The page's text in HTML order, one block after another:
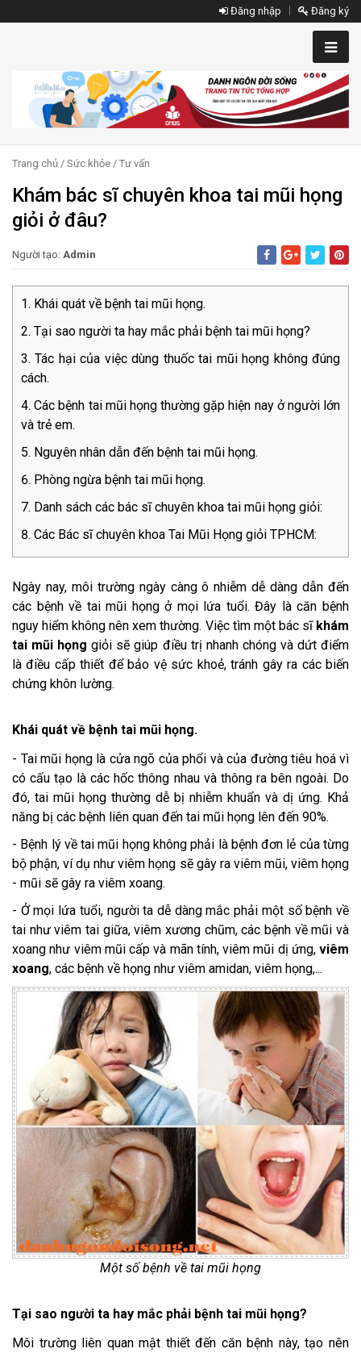
Đăng nhập Đăng ký
Trang chủ / Sức khỏe / Tư vấn
Khám bác sĩ chuyên khoa tai mũi họng
giỏi ở đâu?
Người tạo: Admin
Khái quát về bệnh tai mũi họng.
Tại sao người ta hay mắc phải bệnh tai mũi họng?
Tác hại của việc dùng thuốc tai mũi họng không đúng
cách.
Các bệnh tai mũi họng thường gặp hiện nay ở người lớn
và trẻ em.
Nguyên nhân dẫn đến bệnh tai mũi họng.
Phòng ngừa bệnh tai mũi họng.
Danh sách các bác sĩ chuyên khoa tai mũi họng giỏi:
Các Bác sĩ chuyên khoa Tai Mũi Họng giỏi TPHCM:
Ngày nay, môi trường ngày càng ô nhiễm dễ dàng dẫn đến
các bệnh về tai mũi họng ở mọi lứa tuổi. Đây là căn bệnh
nguy hiểm không nên xem thường. Việc tìm một bác sĩ khám
tai mũi họng giỏi sẽ giúp điều trị nhanh chóng và dứt điểm
là điều cấp thiết để bảo vệ sức khoẻ, tránh gây ra các biến
chứng khôn lường.
Khái quát về bệnh tai mũi họng.
- Tai mũi họng là cửa ngõ của phổi và của đường tiêu hoá vì
có cấu tạo là các hốc thông nhau và thông ra bên ngoài. Do
đó, tai mũi họng thường dễ bị nhiễm khuẩn và dị ứng. Khả
năng bị các bệnh liên quan đến tai mũi họng lên đến 90%.
- Bệnh lý về tai mũi họng không phải là bệnh đơn lẻ của từng
bộ phận, ví dụ như viêm họng sẽ gây ra viêm mũi, viêm họng
- mũi sẽ gây ra viêm xoang.
- Ở mọi lứa tuổi, người ta dễ dàng mắc phải một số bệnh về
tai như viêm tai giữa, viêm xương chũm, các bệnh về mũi và
xoang như viêm mũi cấp và mãn tính, viêm mũi dị ứng, viêm
xoang, các bệnh về họng như viêm amidan, viêm họng,...
Một số bệnh về tai mũi họng
Tại sao người ta hay mắc phải bệnh tai mũi họng?
Môi trường liên quan mật thiết đến căn bệnh này, tạo nên